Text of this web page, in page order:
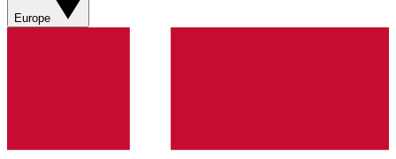
Europe